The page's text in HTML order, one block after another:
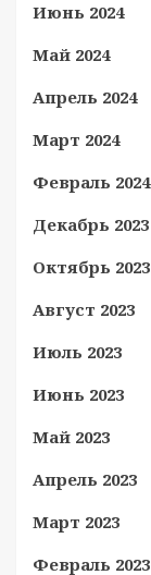
Июнь 2024
Май 2024
Апрель 2024
Март 2024
Февраль 2024
Декабрь 2023
Октябрь 2023
Август 2023
Июль 2023
Июнь 2023
Май 2023
Апрель 2023
Март 2023
Февраль 2023